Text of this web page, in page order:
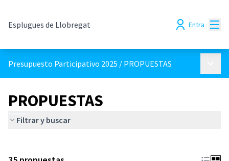
Esplugues de Llobregat Entra
Presupuesto Participativo 2025 / PROPUESTAS
PROPUESTAS
Filtrar y buscar